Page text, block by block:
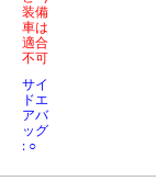
装備
車は
適合
不可
サイ
ドエ
アバ
ッグ
: ○